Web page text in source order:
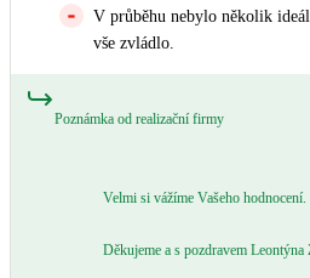
Kotle
Bateriové úložiště
Novostavby
V průběhu nebylo několik
vše zvládlo.
Poznámka od realizační firmy
Velmi si vážíme Vašeho hodnocení.
Děkujeme a s pozdravem Leontýna